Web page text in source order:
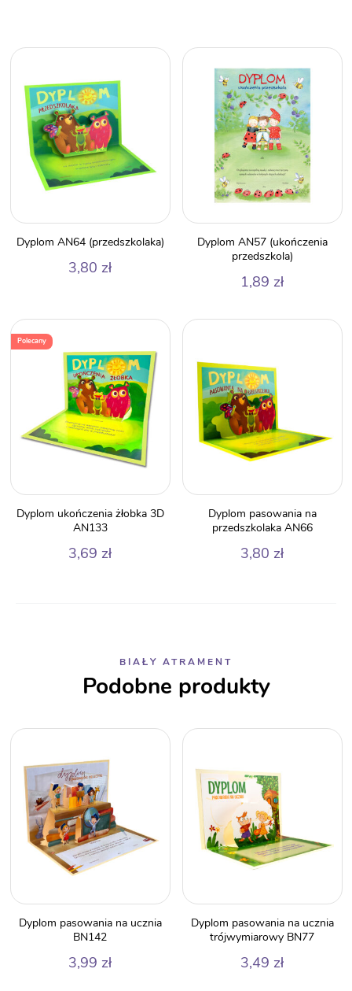
Dyplom AN64 (przedszkolaka)
3,80 zł
Dyplom AN57 (ukończenia
przedszkola)
1,89 zł
Polecany
Dyplom ukończenia żłobka 3D
AN133
3,69 zł
Dyplom pasowania na
przedszkolaka AN66
3,80 zł
BIAŁY ATRAMENT
Podobne produkty
Dyplom pasowania na ucznia
BN142
3,99 zł
Dyplom pasowania na ucznia
trójwymiarowy BN77
3,49 zł